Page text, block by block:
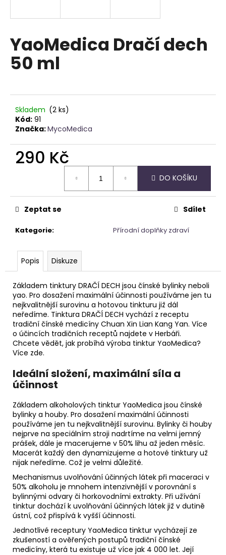
YaoMedica Dračí dech
50 ml
Skladem (2 ks)
Kód: 91
Značka:MycoMedica
290 Kč
DO KOŠÍKU
Kategorie: Přírodní doplňky zdraví
Zeptat se Sdílet
Popis Diskuze
Základem tinktury DRAČÍ DECH jsou čínské bylinky neboli
yao. Pro dosažení maximální účinnosti používáme jen tu
nejkvalitnější surovinu a hotovou tinkturu již dál
neředíme. Tinktura DRAČÍ DECH vychází z receptu
tradiční čínské medicíny Chuan Xin Lian Kang Yan. Více
o účincích tradičních receptů najdete v Herbáři.
Chcete vědět, jak probíhá výroba tinktur YaoMedica?
Více zde.
Ideální složení, maximální síla a
účinnost
Základem alkoholových tinktur YaoMedica jsou čínské
bylinky a houby. Pro dosažení maximální účinnosti
používáme jen tu nejkvalitnější surovinu. Bylinky či houby
nejprve na speciálním stroji nadrtíme na velmi jemný
prášek, dále je macerujeme v 50% lihu až jeden měsíc.
Macerát každý den dynamizujeme a hotové tinktury už
nijak neředíme. Což je velmi důležité.
Mechanismus uvolňování účinných látek při maceraci v
50% alkoholu je mnohem intenzivnější v porovnání s
bylinnými odvary či horkovodními extrakty. Při užívání
tinktur dochází k uvolňování účinných látek již v dutině
ústní, což přispívá k vyšší účinnosti.
Jednotlivé receptury YaoMedica tinktur vycházejí ze
zkušeností a ověřených postupů tradiční čínské
medicíny, která tu existuje už více jak 4 000 let. Její
í
t
?
D
o
č
m
e
NAUŠNICE
KORÁLKOVÉ
345
Kč